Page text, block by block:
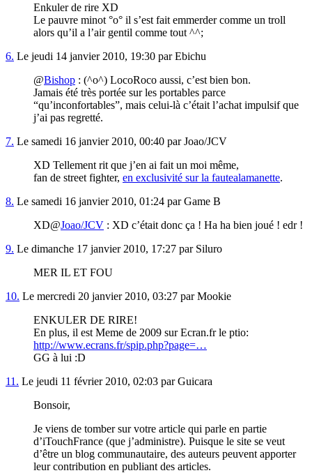
Enkuler de rire XD
Le pauvre minot °o° il s’est fait emmerder comme un troll
alors qu’il a l’air gentil comme tout ^^;
6. Le jeudi 14 janvier 2010, 19:30 par Ebichu
@Bishop : (^o^) LocoRoco aussi, c’est bien bon.
Jamais été très portée sur les portables parce
“qu’inconfortables”, mais celui-là c’était l’achat impulsif que
j’ai pas regretté.
7. Le samedi 16 janvier 2010, 00:40 par Joao/JCV
XD Tellement rit que j’en ai fait un moi même,
fan de street fighter, en exclusivité sur la fautealamanette.
8. Le samedi 16 janvier 2010, 01:24 par Game B
XD@Joao/JCV : XD c’était donc ça ! Ha ha bien joué ! edr !
9. Le dimanche 17 janvier 2010, 17:27 par Siluro
MER IL ET FOU
10. Le mercredi 20 janvier 2010, 03:27 par Mookie
ENKULER DE RIRE!
En plus, il est Meme de 2009 sur Ecran.fr le ptio:
http://www.ecrans.fr/spip.php?page=…
GG à lui :D
11. Le jeudi 11 février 2010, 02:03 par Guicara
Bonsoir,
Je viens de tomber sur votre article qui parle en partie
d’iTouchFrance (que j’administre). Puisque le site se veut
d’être un blog communautaire, des auteurs peuvent apporter
leur contribution en publiant des articles.